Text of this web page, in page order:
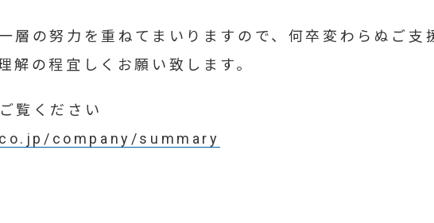
層の努力を重ねてまいりますので、何卒変わらぬご支
解の程宜しくお願い致します。
覧ください
company/summary